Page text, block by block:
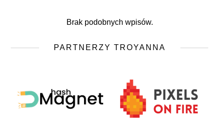
Brak podobnych wpisów.
PARTNERZY TROYANNA